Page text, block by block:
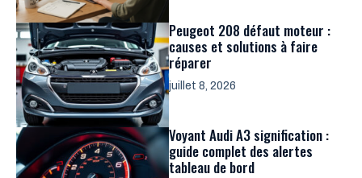
Peugeot 208 défaut moteur :
causes et solutions à faire
réparer
juillet 8, 2026
Voyant Audi A3 signification :
guide complet des alertes
tableau de bord